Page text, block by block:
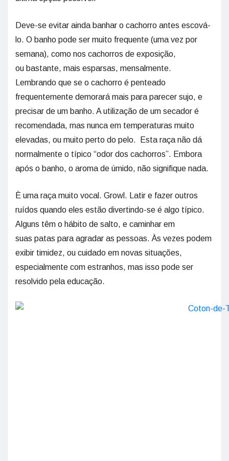
Deve-se evitar ainda banhar o cachorro antes escová-
lo. O banho pode ser muito frequente (uma vez por
semana), como nos cachorros de exposição,
ou bastante, mais esparsas, mensalmente.
Lembrando que se o cachorro é penteado
frequentemente demorará mais para parecer sujo, e
precisar de um banho. A utilização de um secador é
recomendada, mas nunca em temperaturas muito
elevadas, ou muito perto do pelo. Esta raça não dá
normalmente o típico “odor dos cachorros”. Embora
após o banho, o aroma de úmido, não signifique nada.
È uma raça muito vocal. Growl. Latir e fazer outros
ruídos quando eles estão divertindo-se é algo típico.
Alguns têm o hábito de salto, e caminhar em
suas patas para agradar as pessoas. Às vezes podem
exibir timidez, ou cuidado em novas situações,
especialmente com estranhos, mas isso pode ser
resolvido pela educação.